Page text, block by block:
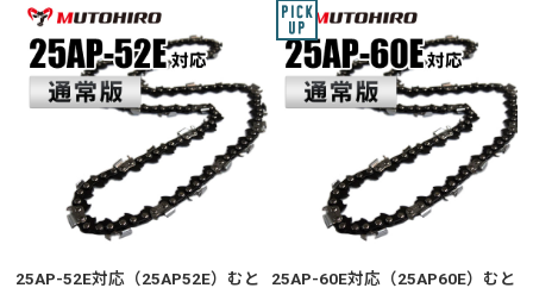
25AP-52E対応（25AP52E）むと
25AP-60E対応（25AP60E）むと